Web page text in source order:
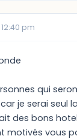
pm
qui
je serai seul
des bons
motivés vous